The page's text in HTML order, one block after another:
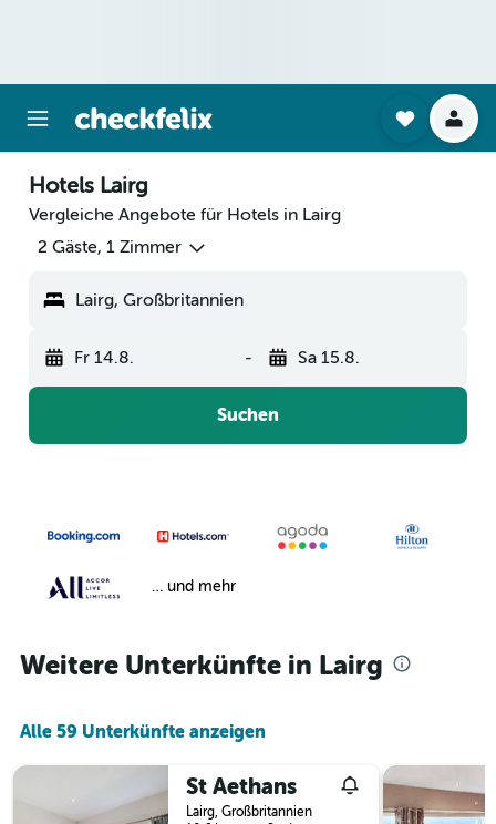
Hotels Lairg
Vergleiche Angebote für Hotels in Lairg
2 Gäste, 1 Zimmer
Lairg, Großbritannien
Fr 14.8. - Sa 15.8.
Suchen
… und mehr
Weitere Unterkünfte in Lairg
Alle 59 Unterkünfte anzeigen
St Aethans
Lairg, Großbritannien